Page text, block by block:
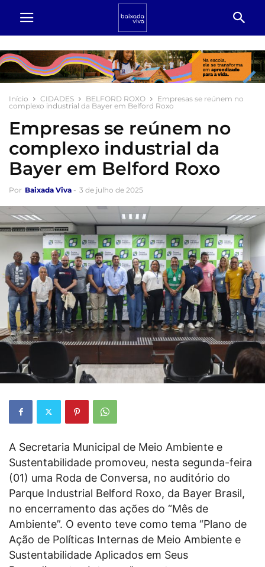
Início CIDADES BELFORD ROXO
Empresas se reúnem no
complexo industrial da Bayer em Belford Roxo
Empresas se reúnem no
complexo industrial da
Bayer em Belford Roxo
Por Baixada Viva - 3 de julho de 2025
A Secretaria Municipal de Meio Ambiente e
Sustentabilidade promoveu, nesta segunda-feira
(01) uma Roda de Conversa, no auditório do
Parque Industrial Belford Roxo, da Bayer Brasil,
no encerramento das ações do “Mês de
Ambiente”. O evento teve como tema “Plano de
Ação de Políticas Internas de Meio Ambiente e
Sustentabilidade Aplicados em Seus